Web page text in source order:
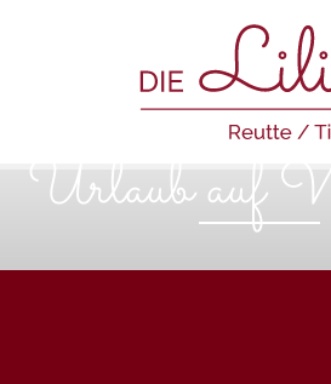
Urlaub auf